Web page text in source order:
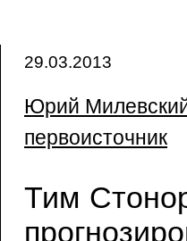
29.03.2013
Юрий
первоисточник
Тим